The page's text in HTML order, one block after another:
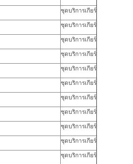
ชุดบริการเกียร์
ชุดบริการเกียร์
ชุดบริการเกียร์
ชุดบริการเกียร์
ชุดบริการเกียร์
ชุดบริการเกียร์
ชุดบริการเกียร์
ชุดบริการเกียร์
ชุดบริการเกียร์
ชุดบริการเกียร์
ชุดบริการเกียร์